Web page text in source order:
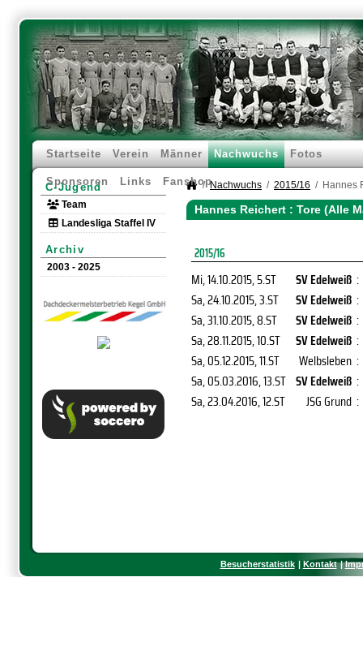
Startseite Verein Männer Nachwuchs Fotos
Sponsoren Links Fanshop
C-Jugend
Team
Landesliga Staffel IV
Archiv
2003 - 2025
Nachwuchs 2015/16 Hannes
Hannes Reichert : Tore (Alle
2015/16
Mi, 14.10.2015, 5.ST SV Edelweiß :
Sa, 24.10.2015, 3.ST SV Edelweiß :
Sa, 31.10.2015, 8.ST SV Edelweiß :
Sa, 28.11.2015, 10.ST SV Edelweiß :
Sa, 05.12.2015, 11.ST Welbsleben :
Sa, 05.03.2016, 13.ST SV Edelweiß :
Sa, 23.04.2016, 12.ST JSG Grund :
Besucherstatistik Kontakt